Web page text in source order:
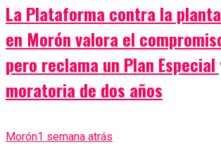
La Plataforma contra la
en Morón valora el
pero reclama un Plan Especial
moratoria de dos años
Morón1 semana atrás